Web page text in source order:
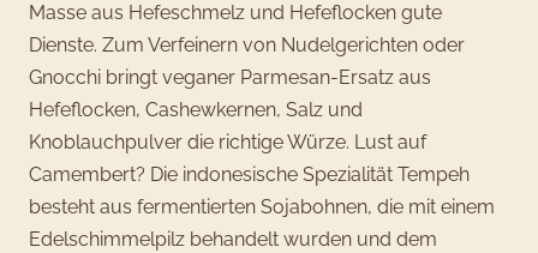
Masse aus Hefeschmelz und Hefeflocken gute
Dienste. Zum Verfeinern von Nudelgerichten oder
Gnocchi bringt veganer Parmesan-Ersatz aus
Hefeflocken, Cashewkernen, Salz und
Knoblauchpulver die richtige Würze. Lust auf
Camembert? Die indonesische Spezialität Tempeh
besteht aus fermentierten Sojabohnen, die mit einem
Edelschimmelpilz behandelt wurden und dem